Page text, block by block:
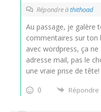
Répondre àthithoad
Au passage, je galère
commentaires sur ton
avec wordpress, ça
adresse mail, pas le
une vraie prise de tête!
0
Répondre